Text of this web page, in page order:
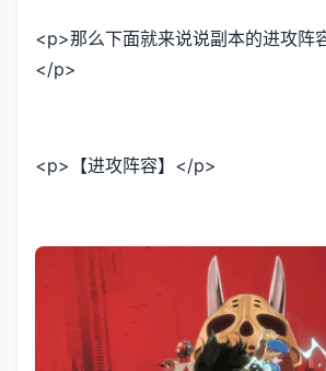
<p>那么下面就来说说副本的进攻阵
</p>
<p>【进攻阵容】</p>